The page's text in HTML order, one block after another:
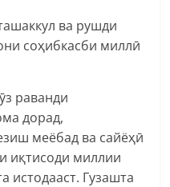
ва рушди
соҳибкасби миллӣ
раванди
дорад,
меёбад ва сайёҳӣ
иқтисоди миллии
истодааст. Гузашта